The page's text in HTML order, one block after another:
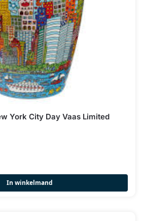
York City Day Vaas Limited
In winkelmand